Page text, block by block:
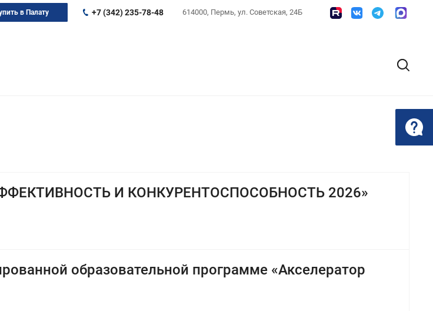
614000, Пермь, ул. Советская, 24Б
+7 (342) 235-78-48
в Палату
И КОНКУРЕНТОСПОСОБНОСТЬ 2026»
образовательной программе «Акселератор